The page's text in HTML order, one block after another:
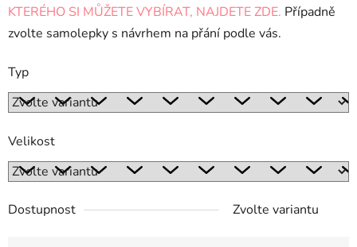
KTERÉHO SI MŮŽETE VYBÍRAT, NAJDETE ZDE. Případně
zvolte samolepky s návrhem na přání podle vás.
Typ
Velikost
Dostupnost Zvolte variantu